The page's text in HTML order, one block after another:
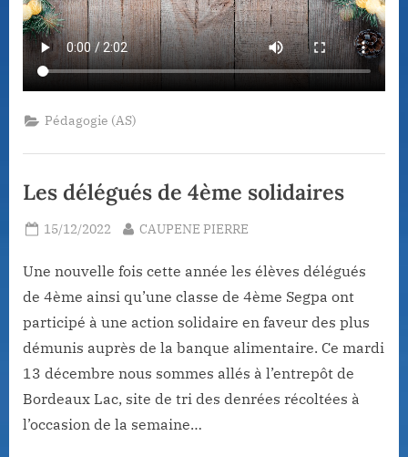
Pédagogie (AS)
Les délégués de 4ème solidaires
Posted
15/12/2022 By
CAUPENE PIERRE
Une nouvelle fois cette année les élèves délégués
de 4ème ainsi qu’une classe de 4ème Segpa ont
participé à une action solidaire en faveur des plus
démunis auprès de la banque alimentaire. Ce mardi
13 décembre nous sommes allés à l’entrepôt de
Bordeaux Lac, site de tri des denrées récoltées à
l’occasion de la semaine…